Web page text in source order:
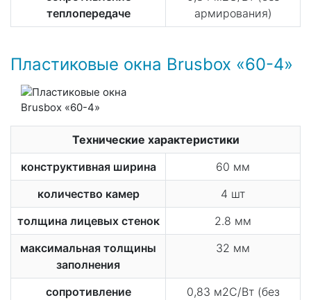
теплопередаче
армирования)
Пластиковые окна Brusbox «60-4»
Технические характеристики
конструктивная ширина
60 мм
количество камер
4 шт
толщина лицевых стенок
2.8 мм
максимальная толщины
заполнения
32 мм
сопротивление
0,83 м2С/Вт (без